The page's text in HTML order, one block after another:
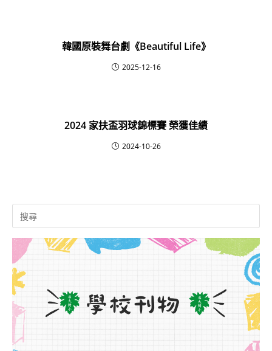
韓國原裝舞台劇《Beautiful Life》
2025-12-16
2024 家扶盃羽球錦標賽 榮獲佳績
2024-10-26
Search
for: